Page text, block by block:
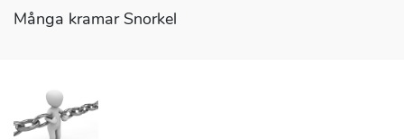
Många kramar Snorkel